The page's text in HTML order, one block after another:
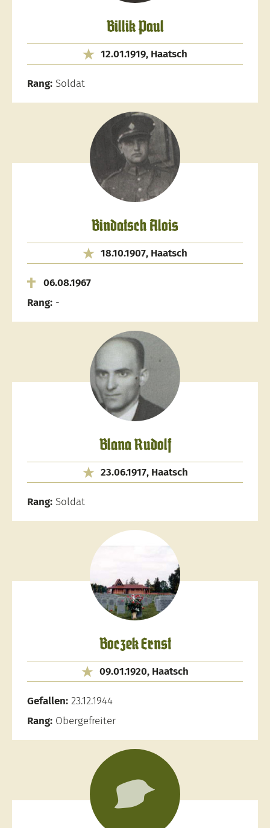
Billik Paul
12.01.1919, Haatsch
Rang: Soldat
Bindatsch Alois
18.10.1907, Haatsch
06.08.1967
Rang: -
Blana Rudolf
23.06.1917, Haatsch
Rang: Soldat
Boczek Ernst
09.01.1920, Haatsch
Gefallen: 23.12.1944
Rang: Obergefreiter